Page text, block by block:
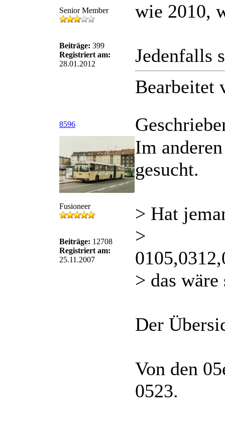
Senior Member
Beiträge: 399
Registriert am:
28.01.2012
wie 2010,
Jedenfalls
Bearbeitet
8596
Fusioneer
Beiträge: 12708
Registriert am:
25.11.2007
Im
gesucht.
> Hat
>
> das wäre
Der
Von den
0523.